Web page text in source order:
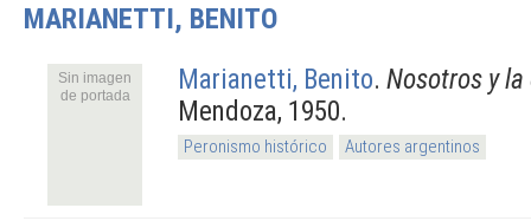
MARIANETTI, BENITO
Sin imagen
de portada
Marianetti, Benito. Nosotros y
Mendoza, 1950.
Peronismo histórico Autores argentinos